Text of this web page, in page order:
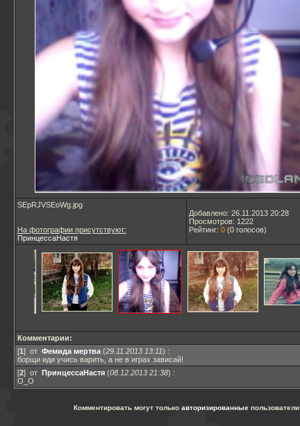
SEpRJVSEoWg.jpg
На фотографии присутствуют:
ПринцессаНастя
Добавлено: 26.11.2013 20:28
Просмотров: 1222
Рейтинг: 0(0голосов)
Комментарии:
[1] от Фемида мертва(29.11.2013 13:11) :
борщи иди учись варить, а не в играх зависай!
[2] от ПринцессаНастя(08.12.2013 21:38) :
О_О
Комментировать могут только авторизированныепользователи